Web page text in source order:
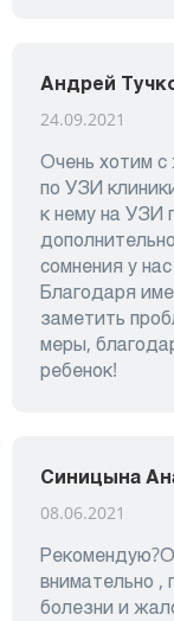
Андрей
24.09.2021
Очень хотим с
по УЗИ
к нему на УЗИ
сомнения у
Благодаря
заметить
меры,
ребенок!
Синицына
08.06.2021
внимательно ,
болезни и